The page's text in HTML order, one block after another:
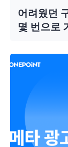
어려웠던
몇 번으로